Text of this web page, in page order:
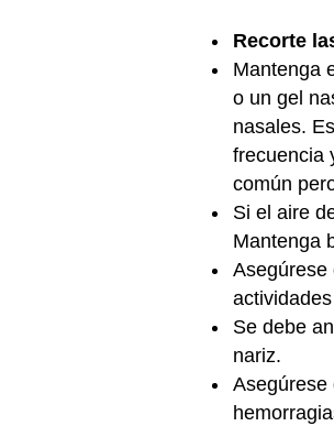
Recorte
Mantenga
o un gel
nasales.
frecuencia
común
Si el aire
Mantenga
Asegúrese
Se debe
nariz.
Asegúrese